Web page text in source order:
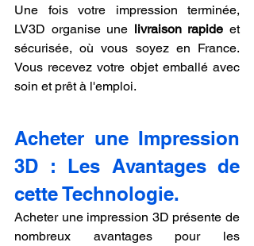
Une fois votre impression terminée,
LV3D organise une livraison rapide et
sécurisée, où vous soyez en France.
Vous recevez votre objet emballé avec
soin et prêt à l'emploi.
Acheter une Impression
3D : Les Avantages de
cette Technologie.
Acheter une impression 3D présente de
nombreux avantages pour les